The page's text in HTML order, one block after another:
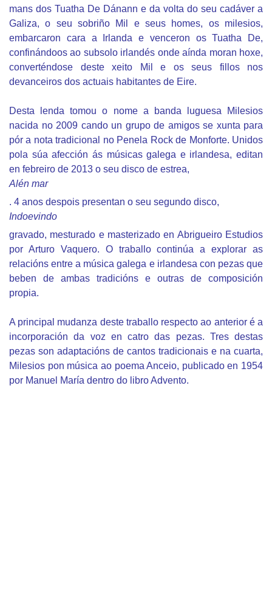
mans dos Tuatha De Dánann e da volta do seu cadáver a
Galiza, o seu sobriño Mil e seus homes, os milesios,
embarcaron cara a Irlanda e venceron os Tuatha De,
confinándoos ao subsolo irlandés onde aínda moran hoxe,
converténdose deste xeito Mil e os seus fillos nos
devanceiros dos actuais habitantes de Eire.
Desta lenda tomou o nome a banda luguesa Milesios
nacida no 2009 cando un grupo de amigos se xunta para
pór a nota tradicional no Penela Rock de Monforte. Unidos
pola súa afección ás músicas galega e irlandesa, editan
en febreiro de 2013 o seu disco de estrea,
Alén mar
. 4 anos despois presentan o seu segundo disco,
Indoevindo
gravado, mesturado e masterizado en Abrigueiro Estudios
por Arturo Vaquero. O traballo continúa a explorar as
relacións entre a música galega e irlandesa con pezas que
beben de ambas tradicións e outras de composición
propia.
A principal mudanza deste traballo respecto ao anterior é a
incorporación da voz en catro das pezas. Tres destas
pezas son adaptacións de cantos tradicionais e na cuarta,
Milesios pon música ao poema Anceio, publicado en 1954
por Manuel María dentro do libro Advento.